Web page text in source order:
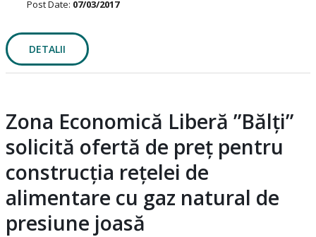
Post Date: 07/03/2017
DETALII
Zona Economică Liberă ”Bălți”
solicită ofertă de preț pentru
construcția rețelei de
alimentare cu gaz natural de
presiune joasă